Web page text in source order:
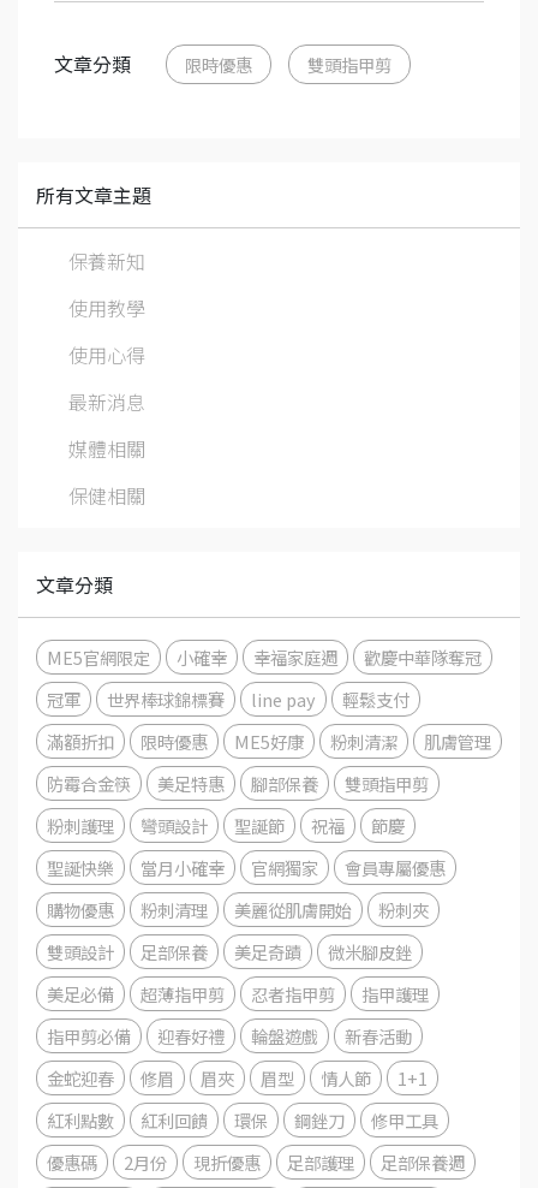
文章分類 限時優惠 雙頭指甲剪
所有文章主題
保養新知
使用教學
使用心得
最新消息
媒體相關
保健相關
文章分類
ME5官網限定 小確幸 幸福家庭週
歡慶中華隊奪冠
冠軍
世界棒球錦標賽 line pay
輕鬆支付
滿額折扣
限時優惠 ME5好康 粉刺清潔
肌膚管理
防霉合金筷
美足特惠 腳部保養
雙頭指甲剪
粉刺護理
彎頭設計 聖誕節 祝福
節慶
聖誕快樂
當月小確幸 官網獨家
會員專屬優惠
購物優惠
粉刺清理 美麗從肌膚開始
粉刺夾
雙頭設計
足部保養 美足奇蹟
微米腳皮銼
美足必備
超薄指甲剪 忍者指甲剪
指甲護理
指甲剪必備
迎春好禮 輪盤遊戲
新春活動
金蛇迎春
修眉 眉夾 眉型 情人節
1+1
紅利點數
紅利回饋 環保 鋼銼刀
修甲工具
優惠碼
2月份 現折優惠 足部護理 足部保養週